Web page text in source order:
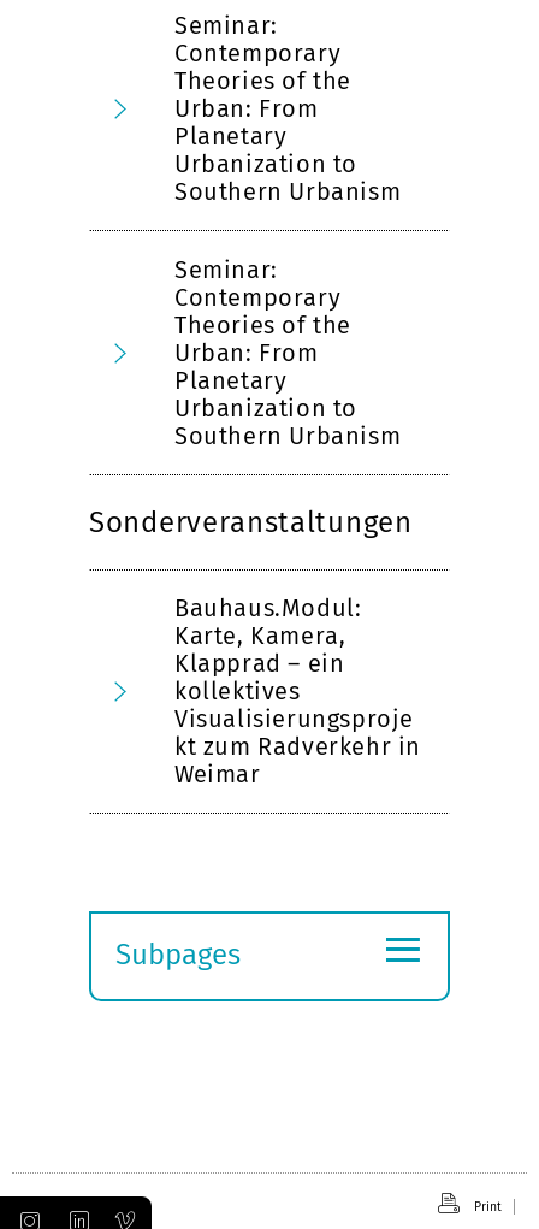
Seminar:
Contemporary
Theories of the
Urban: From
Planetary
Urbanization to
Southern Urbanism
Seminar:
Contemporary
Theories of the
Urban: From
Planetary
Urbanization to
Southern Urbanism
Sonderveranstaltungen
Bauhaus.Modul:
Karte, Kamera,
Klapprad – ein
kollektives
Visualisierungsproje
kt zum Radverkehr in
Weimar
Subpages
≡
Print